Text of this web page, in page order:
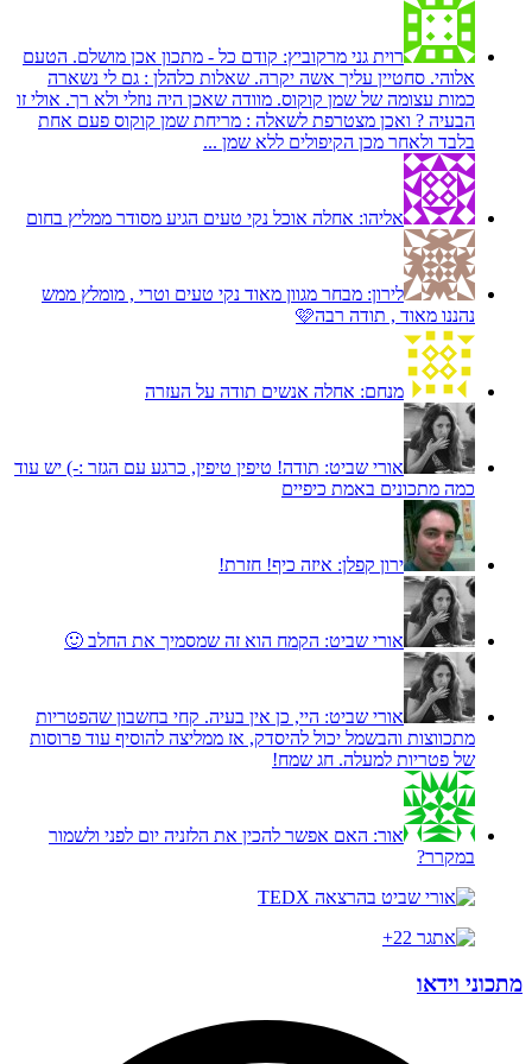
רוית גני מרקוביץ: קודם כל - מתכון אכן מושלם. הטעם
אלוהי. סחטיין עליך אשה יקרה. שאלות כלהלן : גם לי נשארה
כמות עצומה של שמן קוקוס. מוודה שאכן היה נוזלי ולא רך. אולי זו
הבעיה ? ואכן מצטרפת לשאלה : מריחת שמן קוקוס פעם אחת
בלבד ולאחר מכן הקיפולים ללא שמן ...
אליהו: אחלה אוכל נקי טעים הגיע מסודר ממליץ בחום
לירון: מבחר מגוון מאוד נקי טעים וטרי , מומלץ ממש
נהננו מאוד , תודה רבה🩷
מנחם: אחלה אנשים תודה על העזרה
אורי שביט: תודה! טיפין טיפין, כרגע עם הגזר :-) יש עוד
כמה מתכונים באמת כיפיים
ירון קפלן: איזה כיף! חזרת!
אורי שביט: הקמח הוא זה שמסמיך את החלב 🙂
אורי שביט: היי, כן אין בעיה. קחי בחשבון שהפטריות
מתכווצות והבשמל יכול להיסדק, אז ממליצה להוסיף עוד פרוסות
של פטריות למעלה. חג שמח!
אור: האם אפשר להכין את הלזניה יום לפני ולשמור
במקרר?
מתכוני וידאו